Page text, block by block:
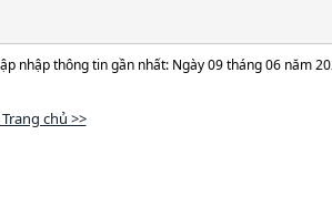
nhập thông tin gần nhất: Ngày 09 tháng 06 năm
chủ >>